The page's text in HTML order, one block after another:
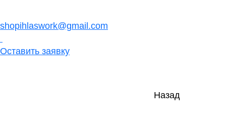
shopihlaswork@gmail.com
Оставить заявку
Назад